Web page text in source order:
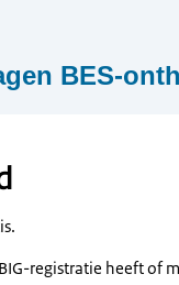
BES-
registratie heeft of